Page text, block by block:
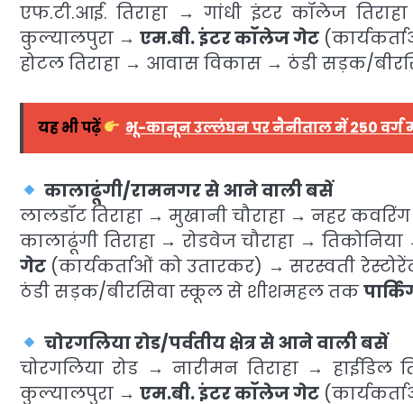
एफ.टी.आई. तिराहा → गांधी इंटर कॉलेज
कुल्यालपुरा →एम.बी. इंटर कॉलेज गेट
होटल तिराहा → आवास विकास → ठंडी सड़क/
यह भी पढ़ें भू-कानून उल्लंघन पर नैनीताल में 250 वर्ग
कालाढूंगी/रामनगर से आने वाली बसें
लालडॉट तिराहा → मुखानी चौराहा → नहर कवरिंग
कालाढूंगी तिराहा → रोडवेज चौराहा →
गेट (कार्यकर्ताओं को उतारकर) → सरस्वती
ठंडी सड़क/बीरसिवा स्कूल से शीशमहल तक
चोरगलिया रोड/पर्वतीय क्षेत्र से आने वाली बसें
चोरगलिया रोड → नारीमन तिराहा →
कुल्यालपुरा →एम.बी. इंटर कॉलेज गेट